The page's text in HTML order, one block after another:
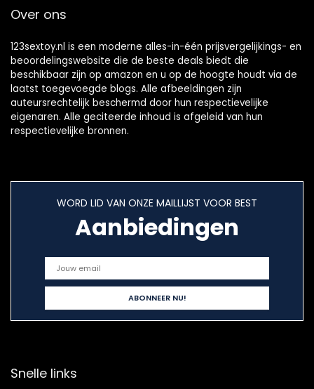
Over ons
123sextoy.nl is een moderne alles-in-één prijsvergelijkings- en
beoordelingswebsite die de beste deals biedt die
beschikbaar zijn op amazon en u op de hoogte houdt via de
laatst toegevoegde blogs. Alle afbeeldingen zijn
auteursrechtelijk beschermd door hun respectievelijke
eigenaren. Alle geciteerde inhoud is afgeleid van hun
respectievelijke bronnen.
WORD LID VAN ONZE MAILLIJST VOOR BEST
Aanbiedingen
Snelle links